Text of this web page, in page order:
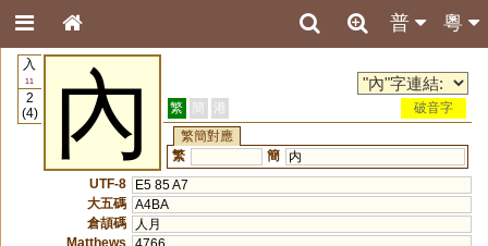
粵
普
入
11
2
(4)
內 繁 簡 港
破音字
繁簡對應
繁
簡
内
UTF-8
E5 85 A7
大五碼 A4BA
倉頡碼
人月
Matthews